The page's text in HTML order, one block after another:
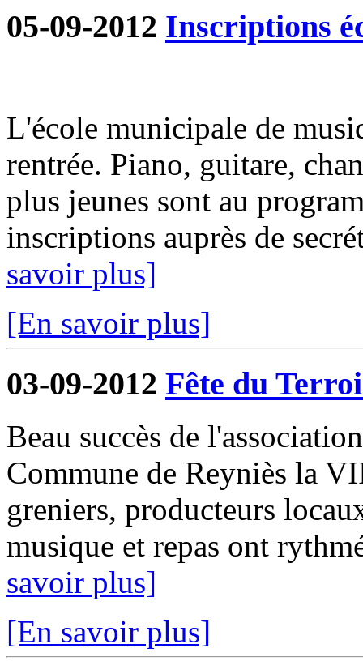
05-09-2012 Inscriptions
L'école municipale de
rentrée. Piano, guitare,
plus jeunes sont au
inscriptions auprès de
savoir plus]
[En savoir plus]
03-09-2012 Fête du
Beau succès de
Commune de Reyniès la
greniers, producteurs
musique et repas ont
savoir plus]
[En savoir plus]